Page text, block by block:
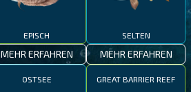
EPISCH
MEHR ERFAHREN
SELTEN
MEHR ERFAHREN
OSTSEE GREAT BARRIER REEF